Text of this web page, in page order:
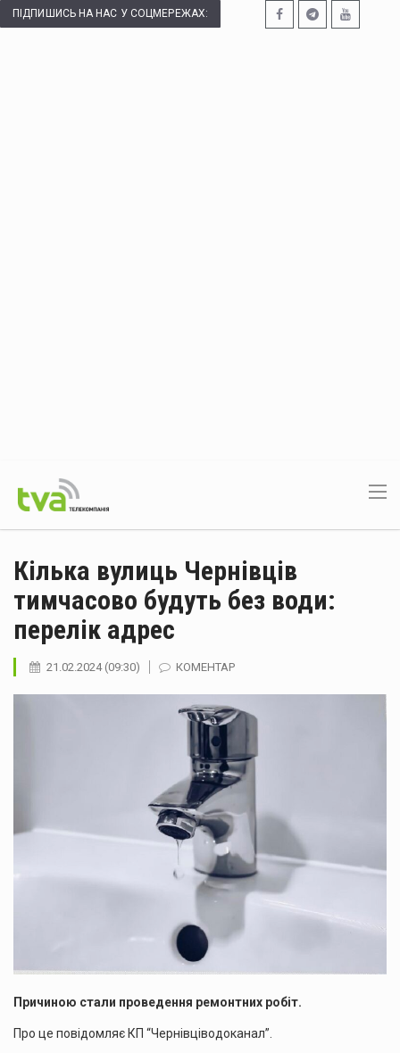
ПІДПИШИСЬ НА НАС У СОЦМЕРЕЖАХ:
Кілька вулиць Чернівців
тимчасово будуть без води:
перелік адрес
21.02.2024 (09:30) КОМЕНТАР
Причиною стали проведення ремонтних робіт.
Про це повідомляє КП “Чернівціводоканал”.